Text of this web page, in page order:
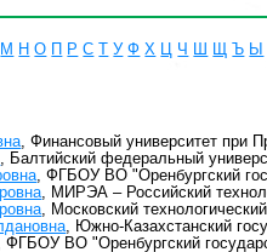
М Н О П Р С Т У Ф Х Ц Ч Ш Щ Ъ Ы
, Финансовый университет при
, Балтийский федеральный
, ФГБОУ ВО "Оренбургский
, МИРЭА – Российский
, Московский
, Южно-Казахстанский
ФГБОУ ВО "Оренбургский